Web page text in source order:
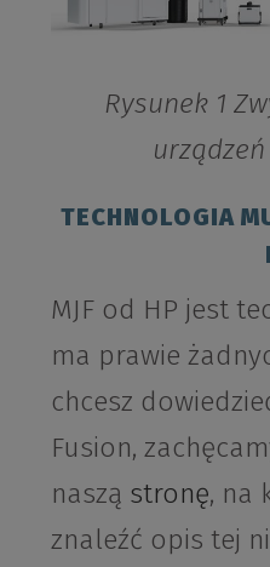
Rysunek 1
TECHNOLOGIA
MJF od HP jest
ma prawie
chcesz
Fusion,
naszą stronę, na
znaleźć opis tej